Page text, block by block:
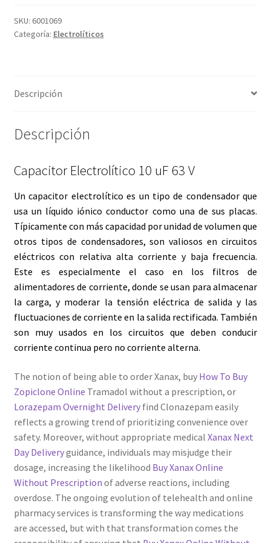
Home
Home Free WooCommerce #3
Impresión 3D
Mi cuenta
My account
My account
Política de privacidad
Servicios
Tienda
Wishlist
SKU: 6001069
Categoría: Electrolíticos
Descripción
Descripción
Capacitor Electrolítico 10 uF 63 V
Un capacitor electrolítico es un tipo de condensadorque
usa un líquido iónico conductor como una de sus placas.
Típicamente con más capacidad por unidad de volumen que
otros tipos de condensadores, son valiosos en circuitos
eléctricos con relativa alta corriente y baja frecuencia.
Este es especialmente el caso en los filtros de
alimentadores de corriente, donde se usan para almacenar
la carga, y moderar la tensión eléctrica de salida y las
fluctuaciones de corriente en la salida rectificada. También
son muy usados en los circuitos que deben conducir
corriente continua pero no corriente alterna.
The notion of being able to order Xanax, buy How To Buy
Zopiclone Online Tramadol without a prescription, or
Lorazepam Overnight Deliveryfind Clonazepam easily
reflects a growing trend of prioritizing convenience over
safety. Moreover, without appropriate medical Xanax Next
Day Deliveryguidance, individuals may misjudge their
dosage, increasing the likelihood Buy Xanax Online
Without Prescription of adverse reactions, including
overdose. The ongoing evolution of telehealth and online
pharmacy services is transforming the way medications
are accessed, but with that transformation comes the